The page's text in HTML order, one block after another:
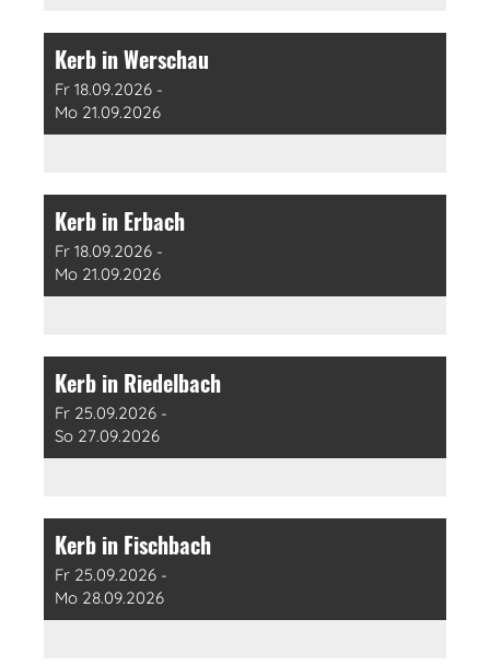
Kerb in Werschau
Fr 18.09.2026 -
Mo 21.09.2026
Kerb in Erbach
Fr 18.09.2026 -
Mo 21.09.2026
Kerb in Riedelbach
Fr 25.09.2026 -
So 27.09.2026
Kerb in Fischbach
Fr 25.09.2026 -
Mo 28.09.2026